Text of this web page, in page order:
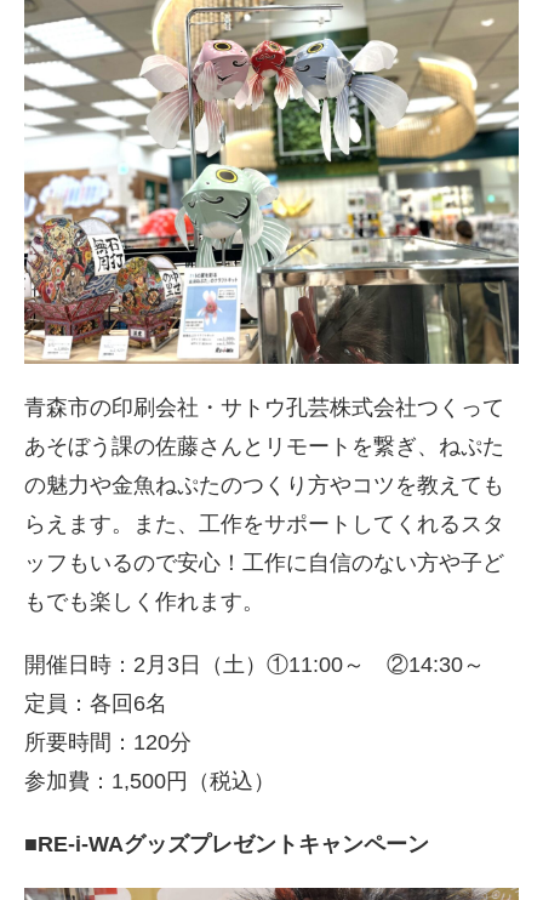
青森市の印刷会社・サトウ孔芸株式会社つくって
あそぼう課の佐藤さんとリモートを繋ぎ、ねぷた
の魅力や金魚ねぷたのつくり方やコツを教えても
らえます。また、工作をサポートしてくれるスタ
ッフもいるので安心！工作に自信のない方や子ど
もでも楽しく作れます。
開催日時：2月3日（土）①11:00～ ②14:30～
定員：各回6名
所要時間：120分
参加費：1,500円（税込）
■RE-i-WAグッズプレゼントキャンペーン